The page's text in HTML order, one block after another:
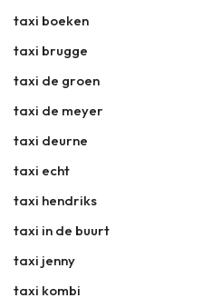
taxi boeken
taxi brugge
taxi de groen
taxi de meyer
taxi deurne
taxi echt
taxi hendriks
taxi in de buurt
taxi jenny
taxi kombi